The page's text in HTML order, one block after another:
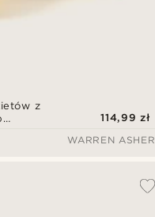
z
114,99 zł
WARREN ASHER